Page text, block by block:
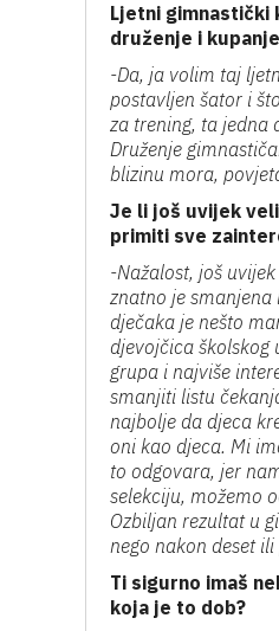
Ljetni gimnastički
druženje i
-Da, ja volim taj
postavljen šator i
za trening, ta jedna
Druženje
blizinu mora,
Je li još uvijek
primiti sve
-Nažalost, još
znatno je
dječaka je nešto
djevojčica školskog
grupa i najviše
smanjiti listu
najbolje da djeca
oni kao djeca. Mi
to odgovara, jer
selekciju, možemo
Ozbiljan rezultat u
nego nakon deset
Ti sigurno imaš
koja je to dob?